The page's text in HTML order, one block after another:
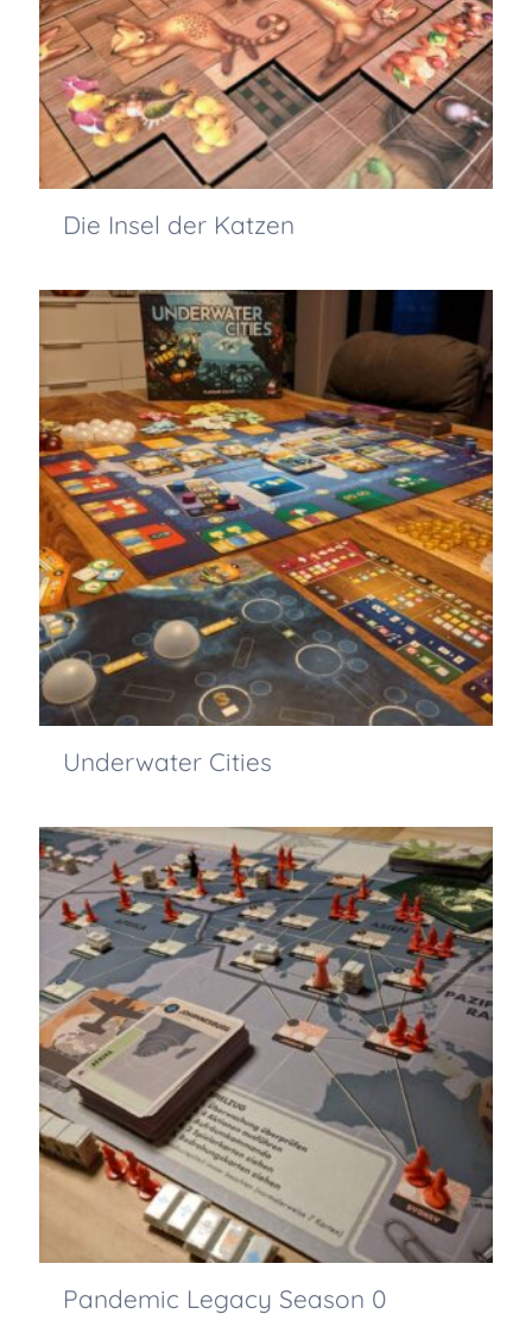
Die Insel der Katzen
Underwater Cities
Pandemic Legacy Season 0